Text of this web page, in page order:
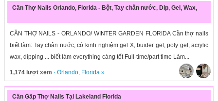
Cần Thợ Nails Orlando, Florida - Bột, Tay chân nước, Dip, Gel, Wax,
CẦN THỢ NAILS - ORLANDO/ WINTER GARDEN FLORIDA Cần thợ nails
biết làm: Tay chân nước, có kinh nghiệm gel X, buider gel, poly gel, acrylic
wax, dipping ... biết làm everything càng tốt Full-time/part time Làm...
1,174 lượt xem · Orlando, Florida»
Cần Gấp Thợ Nails Tại Lakeland Florida